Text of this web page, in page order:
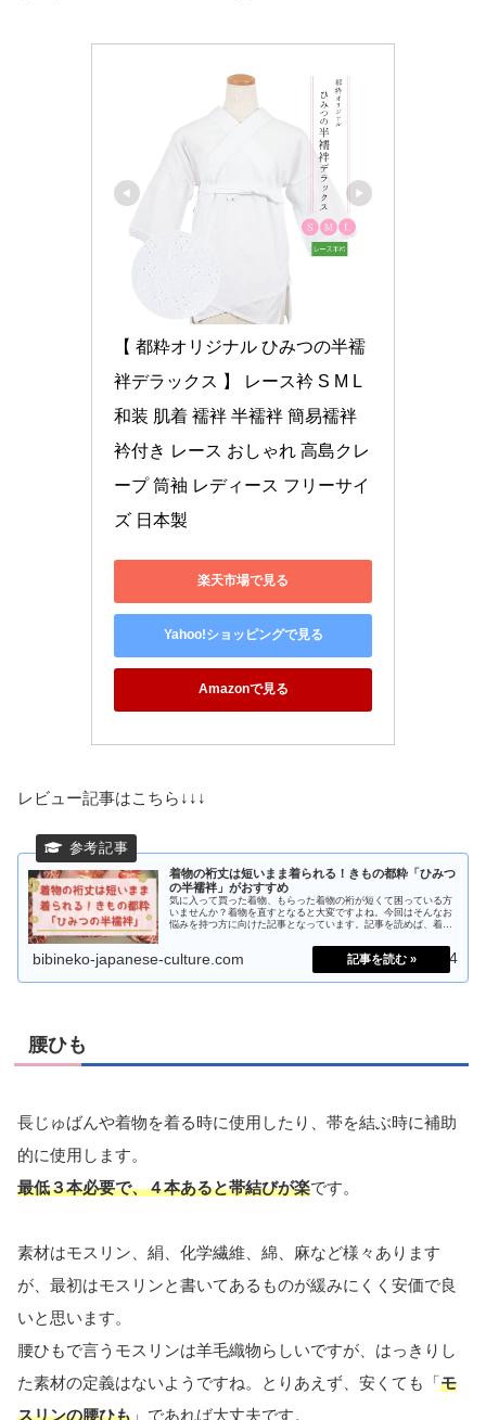
【 都粋オリジナル ひみつの半襦
袢デラックス 】 レース衿 S M L
和装 肌着 襦袢 半襦袢 簡易襦袢
衿付き レース おしゃれ 高島クレ
ープ 筒袖 レディース フリーサイ
ズ 日本製
楽天市場で見る
Yahoo!ショッピングで見る
Amazonで見る
レビュー記事はこちら↓↓↓
着物の裄丈は短いまま着られる！きもの都粋「ひみつ
の半襦袢」がおすすめ
気に入って買った着物、もらった着物の裄が短くて困っている方
いませんか？着物を直すとなると大変ですよね。今回はそんなお
悩みを持つ方に向けた記事となっています。記事を読めば、着物
bibineko-japanese-culture.com 2025.08.14
腰ひも
長じゅばんや着物を着る時に使用したり、帯を結ぶ時に補助
的に使用します。
最低３本必要で、４本あると帯結びが楽です。
素材はモスリン、絹、化学繊維、綿、麻など様々あります
が、最初はモスリンと書いてあるものが緩みにくく安価で良
いと思います。
腰ひもで言うモスリンは羊毛織物らしいですが、はっきりし
た素材の定義はないようですね。とりあえず、安くても「モ
スリンの腰ひも 」であれば大丈夫です。